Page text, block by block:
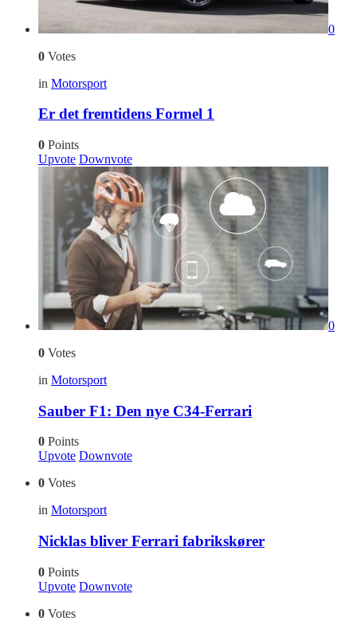
0
0 Votes
in Motorsport
Er det fremtidens Formel 1
0 Points
Upvote Downvote
0
0 Votes
in Motorsport
Sauber F1: Den nye C34-Ferrari
0 Points
Upvote Downvote
0 Votes
in Motorsport
Nicklas bliver Ferrari fabrikskører
0 Points
Upvote Downvote
0 Votes